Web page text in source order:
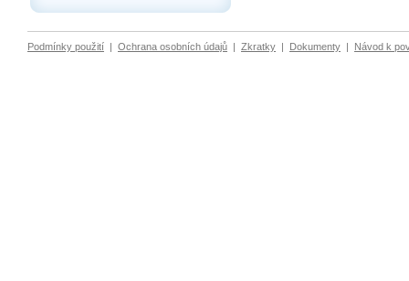
Podmínky použití | Ochrana osobních údajů | Zkratky | Dokumenty | Návod k